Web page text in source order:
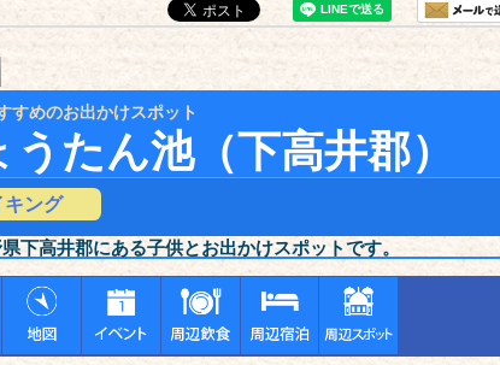
すめのお出かけスポット
うたん池（下高井郡）
キング
下高井郡にある子供とお出かけスポットです。